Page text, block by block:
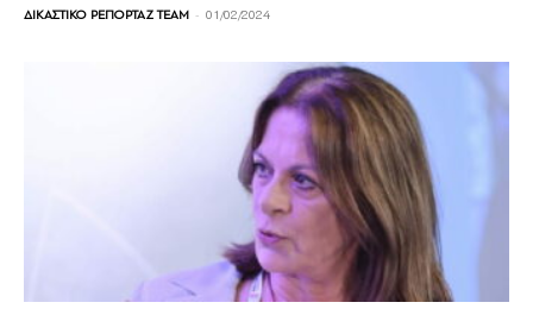
ΔΙΚΑΣΤΙΚΟ ΡΕΠΟΡΤΑΖ TEAM - 01/02/2024